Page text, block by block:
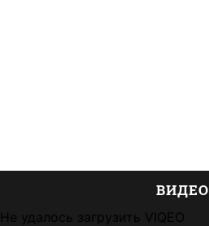
ВИДЕО
Не удалось загрузить VIQEO